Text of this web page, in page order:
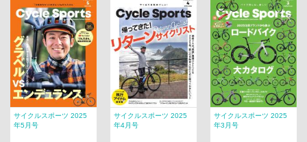
サイクルスポーツ 2025
年5月号
サイクルスポーツ 2025
年4月号
サイクルスポーツ 2025
年3月号